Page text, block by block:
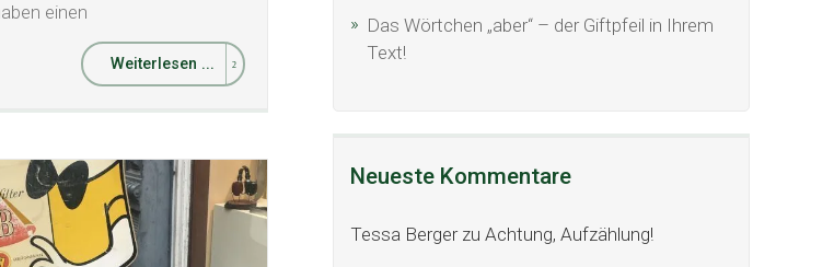
einen
Weiterlesen ...
Das Wörtchen „aber“ – der Giftpfeil in Ihrem
Text!
Neueste Kommentare
Tessa BergerzuAchtung, Aufzählung!